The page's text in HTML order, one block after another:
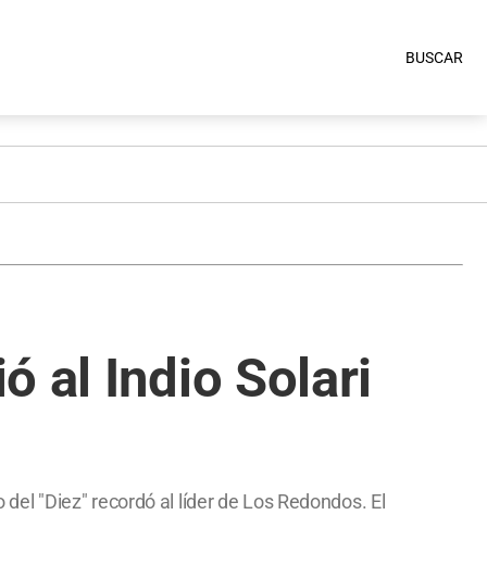
BUSCAR
al Indio Solari
"Diez" recordó al líder de Los Redondos. El